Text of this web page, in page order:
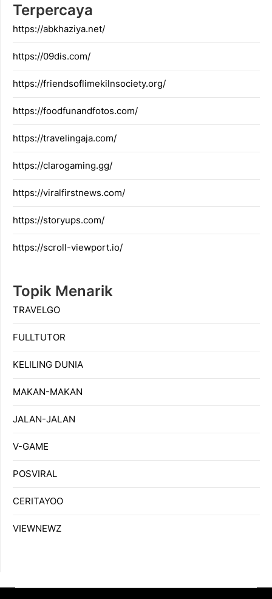
Terpercaya
https://abkhaziya.net/
https://09dis.com/
https://friendsoflimekilnsociety.org/
https://foodfunandfotos.com/
https://travelingaja.com/
https://clarogaming.gg/
https://viralfirstnews.com/
https://storyups.com/
https://scroll-viewport.io/
Topik Menarik
TRAVELGO
FULLTUTOR
KELILING DUNIA
MAKAN-MAKAN
JALAN-JALAN
V-GAME
POSVIRAL
CERITAYOO
VIEWNEWZ